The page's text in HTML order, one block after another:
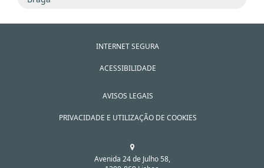
INTERNET SEGURA
ACESSIBILIDADE
AVISOS LEGAIS
PRIVACIDADE E UTILIZAÇÃO DE COOKIES
Avenida 24 de Julho 58,